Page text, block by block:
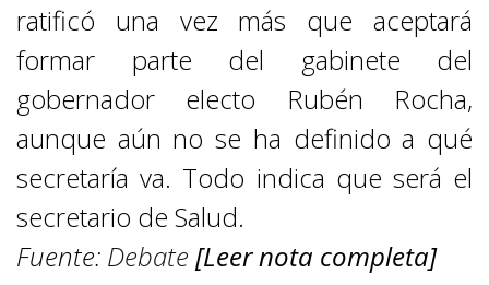
ratificó una vez más que aceptará
formar parte del gabinete del
gobernador electo Rubén Rocha,
aunque aún no se ha definido a qué
secretaría va. Todo indica que será el
secretario de Salud.
Fuente: Debate [Leer nota completa]